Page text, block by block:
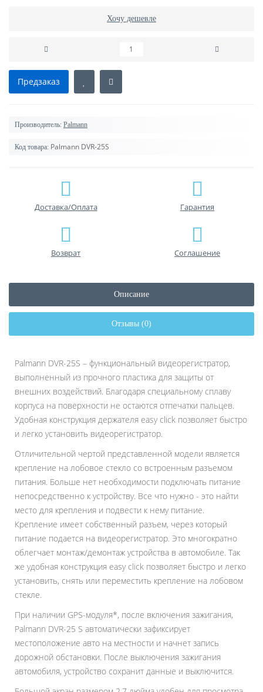
Хочу дешевле
Предзаказ
Производитель: Palmann
Код товара: Palmann DVR-25S
Доставка/Оплата Гарантия
Возврат Соглашение
Описание
Отзывы (0)
Palmann DVR-25S – функциональный видеорегистратор,
выполненный из прочного пластика для защиты от
внешних воздействий. Благодаря специальному сплаву
корпуса на поверхности не остаются отпечатки пальцев.
Удобная конструкция держателя easy click позволяет быстро
и легко установить видеорегистратор.
Отличительной чертой представленной модели является
крепление на лобовое стекло со встроенным разъемом
питания. Больше нет необходимости подключать питание
непосредственно к устройству. Все что нужно - это найти
место для крепления и подвести к нему питание.
Крепление имеет собственный разъем, через который
питание подается на видеорегистратор. Это многократно
облегчает монтаж/демонтаж устройства в автомобиле. Так
же удобная конструкция easy click позволяет быстро и легко
установить, снять или переместить крепление на лобовом
стекле.
При наличии GPS-модуля*, после включения зажигания,
Palmann DVR-25 S автоматически зафиксирует
местоположение авто на местности и начнет запись
дорожной обстановки. После выключения зажигания
автомобиля, устройство сохранит данные и выключится.